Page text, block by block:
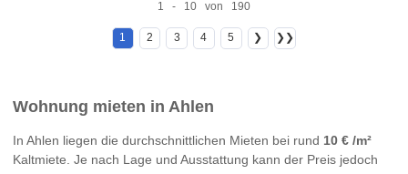
1 - 10 von 190
1 2 3 4 5 ❯ ❯❯
Wohnung mieten in Ahlen
In Ahlen liegen die durchschnittlichen Mieten bei rund 10 € /m²
Kaltmiete. Je nach Lage und Ausstattung kann der Preis jedoch